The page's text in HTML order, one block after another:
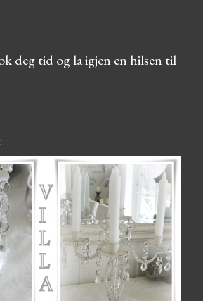
deg tid og la igjen en hilsen til